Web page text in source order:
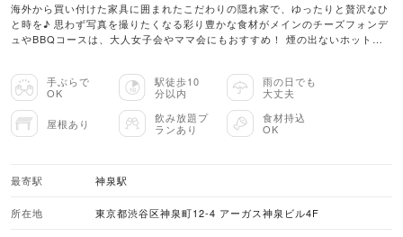
海外から買い付けた家具に囲まれたこだわりの隠れ家で、ゆったりと贅沢なひ
と時を♪ 思わず写真を撮りたくなる彩り豊かな食材がメインのチーズフォンデ
ュやBBQコースは、大人女子会やママ会にもおすすめ！ 煙の出ないホットプ
バースデープレートのご用意や、貸切利用も可能です◎
手ぶらで
OK
駅徒歩10
分以内
雨の日でも
大丈夫
屋根あり
飲み放題プ
ランあり
食材持込
OK
最寄駅 神泉駅
所在地 東京都渋谷区神泉町12-4 アーガス神泉ビル4F